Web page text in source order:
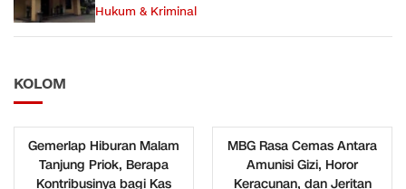
Hukum & Kriminal
KOLOM
Gemerlap Hiburan Malam
Tanjung Priok, Berapa
Kontribusinya bagi Kas
MBG Rasa Cemas Antara
Amunisi Gizi, Horor
Keracunan, dan Jeritan